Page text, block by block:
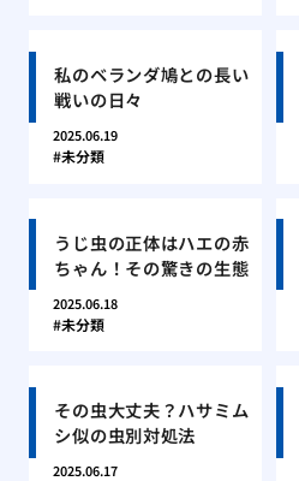
私のベランダ鳩との長い
戦いの日々
2025.06.19
未分類
うじ虫の正体はハエの赤
ちゃん！その驚きの生態
2025.06.18
未分類
その虫大丈夫？ハサミム
シ似の虫別対処法
2025.06.17